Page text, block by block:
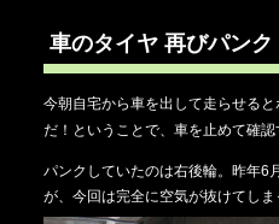
車のタイヤ 再びパンク
今朝自宅から車を出して走らせる
だ！ということで、車を止めて確
パンクしていたのは右後輪。昨年6
が、今回は完全に空気が抜けてしま